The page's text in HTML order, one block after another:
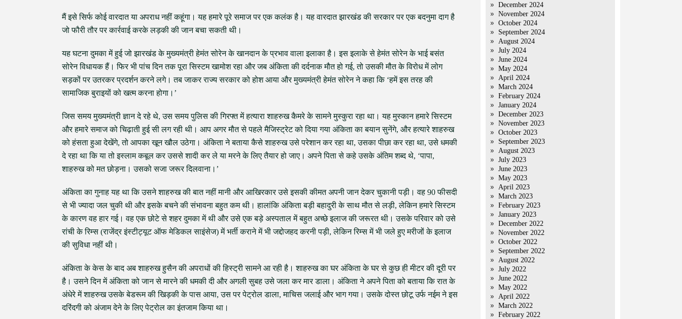
मैं इसे सिर्फ कोई वारदात या अपराध नहीं कहूंगा। यह हमारे पूरे समाज पर एक कलंक है। यह वारदात झारखंड की सरकार पर एक बदनुमा दाग है
जो फौरी तौर पर कार्रवाई करके लड़की की जान बचा सकती थी।
यह घटना दुमका में हुई जो झारखंड के मुख्यमंत्री हेमंत सोरेन के खानदान के प्रभाव वाला इलाका है। इस इलाके से हेमंत सोरेन के भाई बसंत
सोरेन विधायक हैं। फिर भी पांच दिन तक पूरा सिस्टम खामोश रहा और जब अंकिता की दर्दनाक मौत हो गई, तो उसकी मौत के विरोध में लोग
सड़कों पर उतरकर प्रदर्शन करने लगे। तब जाकर राज्य सरकार को होश आया और मुख्यमंत्री हेमंत सोरेन ने कहा कि ‘हमें इस तरह की
सामाजिक बुराइयों को खत्म करना होगा।’
जिस समय मुख्यमंत्री ज्ञान दे रहे थे, उस समय पुलिस की गिरफ्त में हत्यारा शाहरुख कैमरे के सामने मुस्कुरा रहा था। यह मुस्कान हमारे सिस्टम
और हमारे समाज को चिढ़ाती हुई सी लग रही थी। आप अगर मौत से पहले मैजिस्ट्रेट को दिया गया अंकिता का बयान सुनेंगे, और हत्यारे शाहरुख
को हंसता हुआ देखेंगे, तो आपका खून खौल उठेगा। अंकिता ने बताया कैसे शाहरुख उसे परेशान कर रहा था, उसका पीछा कर रहा था, उसे धमकी
दे रहा था कि या तो इस्लाम कबूल कर उससे शादी कर ले या मरने के लिए तैयार हो जाए। अपने पिता से कहे उसके अंतिम शब्द थे, ‘पापा,
शाहरुख को मत छोड़ना। उसको सजा जरूर दिलवाना।’
अंकिता का गुनाह यह था कि उसने शाहरुख की बात नहीं मानी और आखिरकार उसे इसकी कीमत अपनी जान देकर चुकानी पड़ी। वह 90 फीसदी
से भी ज्यादा जल चुकी थी और इसके बचने की संभावना बहुत कम थी। हालांकि अंकिता बड़ी बहादुरी के साथ मौत से लड़ी, लेकिन हमारे सिस्टम
के कारण वह हार गई। वह एक छोटे से शहर दुमका में थी और उसे एक बड़े अस्पताल में बहुत अच्छे इलाज की जरूरत थी। उसके परिवार को उसे
रांची के रिम्स (राजेंद्र इंस्टीट्यूट ऑफ मेडिकल साइंसेज) में भर्ती कराने में भी जद्दोजहद करनी पड़ी, लेकिन रिम्स में भी जले हुए मरीजों के इलाज
की सुविधा नहीं थी।
अंकिता के केस के बाद अब शाहरुख हुसैन की अपराधों की हिस्ट्री सामने आ रही है। शाहरुख का घर अंकिता के घर से कुछ ही मीटर की दूरी पर
है। उसने दिन में अंकिता को जान से मारने की धमकी दी और अगली सुबह उसे जला कर मार डाला। अंकिता ने अपने पिता को बताया कि रात के
अंधेरे में शाहरुख उसके बेडरूम की खिड़की के पास आया, उस पर पेट्रोल डाला, माचिस जलाई और भाग गया। उसके दोस्त छोटू उर्फ नईम ने इस
दरिंदगी को अंजाम देने के लिए पेट्रोल का इंतजाम किया था।
December 2024
November 2024
October 2024
September 2024
August 2024
July 2024
June 2024
May 2024
April 2024
March 2024
February 2024
January 2024
December 2023
November 2023
October 2023
September 2023
August 2023
July 2023
June 2023
May 2023
April 2023
March 2023
February 2023
January 2023
December 2022
November 2022
October 2022
September 2022
August 2022
July 2022
June 2022
May 2022
April 2022
March 2022
February 2022